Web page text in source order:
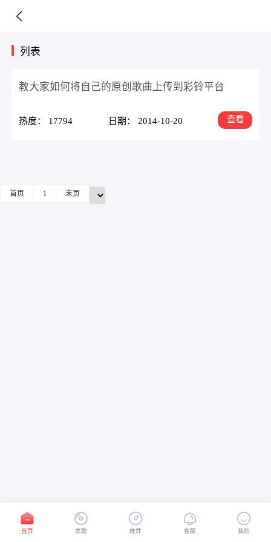
列表
教大家如何将自己的原创歌曲上传到彩铃平台
热度： 17794 日期： 2014-10-20 查看
首页 1 末页
首页 卖歌 推荐 客服 我的